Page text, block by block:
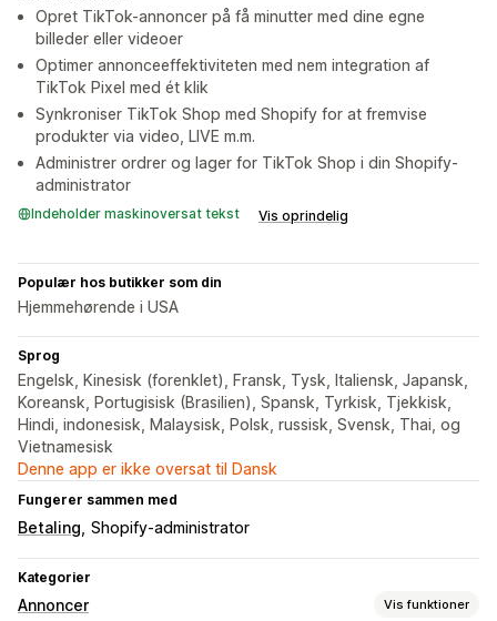
Opret TikTok-annoncer på få minutter med dine egne
billeder eller videoer
Optimer annonceeffektiviteten med nem integration af
TikTok Pixel med ét klik
Synkroniser TikTok Shop med Shopify for at fremvise
produkter via video, LIVE m.m.
Administrer ordrer og lager for TikTok Shop i din Shopify-
administrator
Indeholder maskinoversat tekst Vis oprindelig
Populær hos butikker som din
Hjemmehørende i USA
Sprog
Engelsk, Kinesisk (forenklet), Fransk, Tysk, Italiensk, Japansk,
Koreansk, Portugisisk (Brasilien), Spansk, Tyrkisk, Tjekkisk,
Hindi, indonesisk, Malaysisk, Polsk, russisk, Svensk, Thai, og
Vietnamesisk
Denne app er ikke oversat til Dansk
Fungerer sammen med
Betaling Shopify-administrator
Kategorier
Annoncer Vis funktioner